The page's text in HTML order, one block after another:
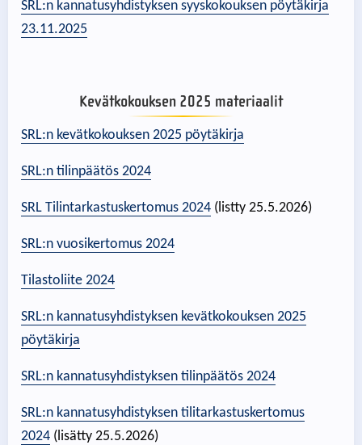
SRL:n kannatusyhdistyksen syyskokouksen pöytäkirja
23.11.2025
Kevätkokouksen 2025 materiaalit
SRL:n kevätkokouksen 2025 pöytäkirja
SRL:n tilinpäätös 2024
SRL Tilintarkastuskertomus 2024 (listty 25.5.2026)
SRL:n vuosikertomus 2024
Tilastoliite 2024
SRL:n kannatusyhdistyksen kevätkokouksen 2025
pöytäkirja
SRL:n kannatusyhdistyksen tilinpäätös 2024
SRL:n kannatusyhdistyksen tilitarkastuskertomus
2024 (lisätty 25.5.2026)